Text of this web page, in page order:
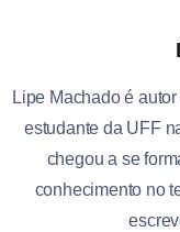
Lipe Machado é
estudante da UFF
chegou a se
conhecimento no